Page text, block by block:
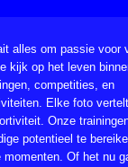
alles om passie voor
kijk op het leven
competities, en
Elke foto
Onze
potentieel te
Of het nu